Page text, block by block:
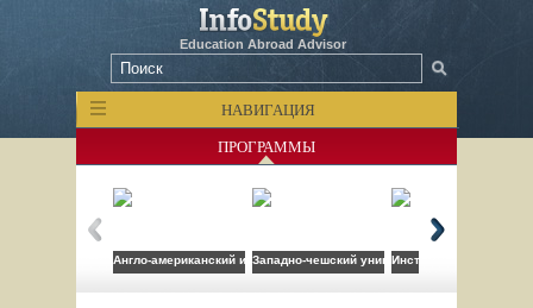
Education Abroad Advisor
НАВИГАЦИЯ
ПРОГРАММЫ
Англо-американский институтЗападно-чешский университет
Институт